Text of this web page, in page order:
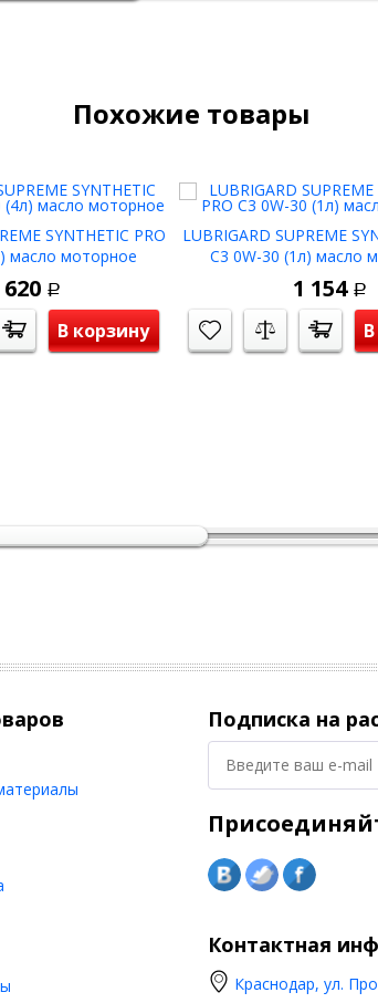
Похожие товары
SYNTHETIC PRO
масло моторное
Р
В корзину
LUBRIGARD SUPREME
C3 0W-30 (1л) масло
1 154 Р
Подписка на
Контактная
Краснодар, ул.